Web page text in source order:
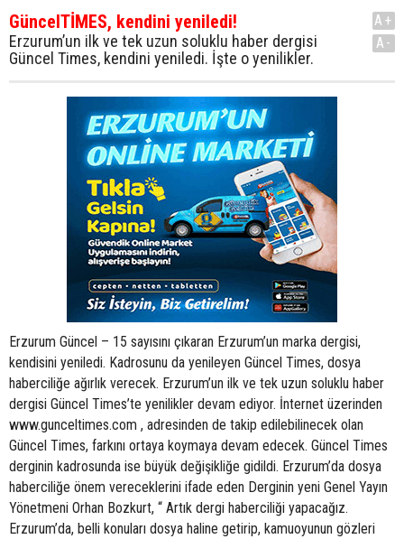
GüncelTİMES, kendini yeniledi!
Erzurum’un ilk ve tek uzun soluklu haber dergisi
Güncel Times, kendini yeniledi. İşte o yenilikler.
A+
A-
Erzurum Güncel – 15 sayısını çıkaran Erzurum’un marka dergisi,
kendisini yeniledi. Kadrosunu da yenileyen Güncel Times, dosya
haberciliğe ağırlık verecek. Erzurum’un ilk ve tek uzun soluklu haber
dergisi Güncel Times’te yenilikler devam ediyor. İnternet üzerinden
www.gunceltimes.com , adresinden de takip edilebilinecek olan
Güncel Times, farkını ortaya koymaya devam edecek. Güncel Times
derginin kadrosunda ise büyük değişikliğe gidildi. Erzurum’da dosya
haberciliğe önem vereceklerini ifade eden Derginin yeni Genel Yayın
Yönetmeni Orhan Bozkurt, “ Artık dergi haberciliği yapacağız.
Erzurum’da, belli konuları dosya haline getirip, kamuoyunun gözleri